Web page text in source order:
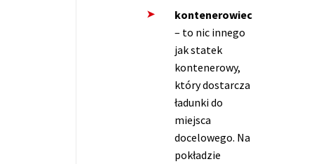
kontenerowiec
– to nic innego
jak statek
kontenerowy,
który dostarcza
ładunki do
miejsca
docelowego. Na
pokładzie